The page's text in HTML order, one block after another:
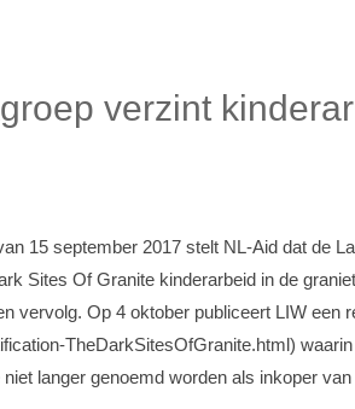
verzint
15 september 2017 stelt NL-Aid dat de
Sites Of Granite kinderarbeid in de
vervolg. Op 4 oktober publiceert LIW een
TheDarkSitesOfGranite.html)
langer genoemd worden als inkoper